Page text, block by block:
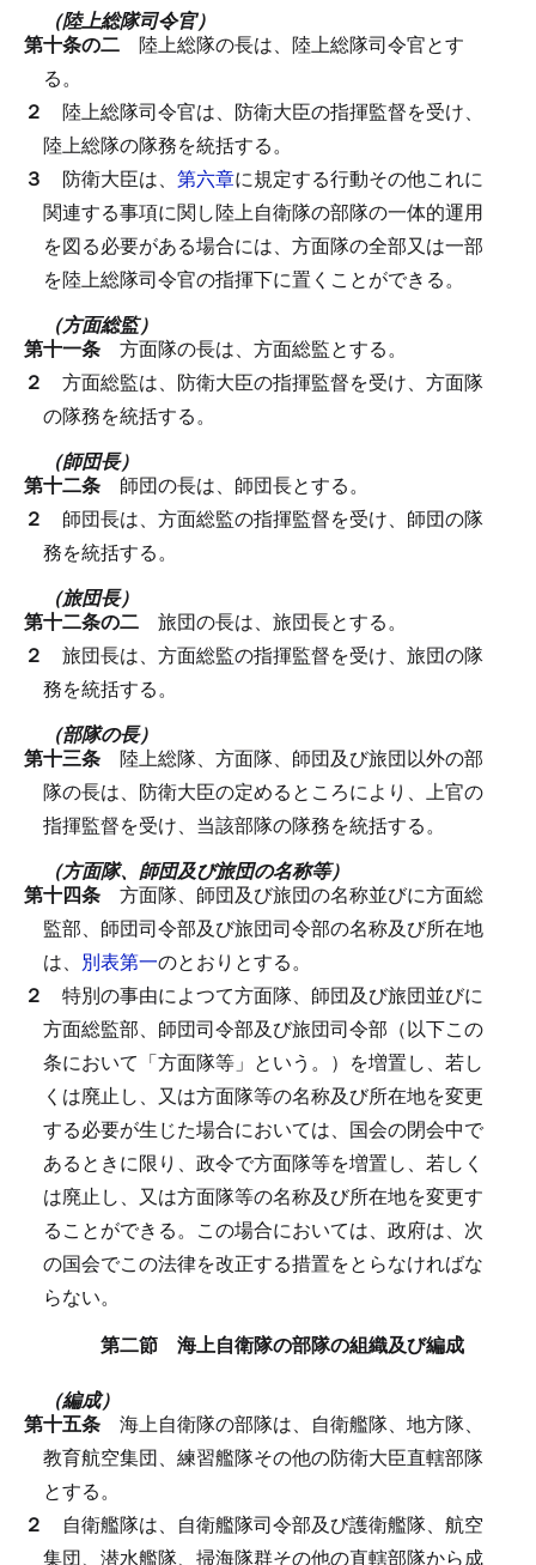
（陸上総隊司令官）
第十条の二 陸上総隊の長は、陸上総隊司令官とす
る。
２ 陸上総隊司令官は、防衛大臣の指揮監督を受け、
陸上総隊の隊務を統括する。
３ 防衛大臣は、 第六章に規定する行動その他これに
関連する事項に関し陸上自衛隊の部隊の一体的運用
を図る必要がある場合には、方面隊の全部又は一部
を陸上総隊司令官の指揮下に置くことができる。
（方面総監）
第十一条 方面隊の長は、方面総監とする。
２ 方面総監は、防衛大臣の指揮監督を受け、方面隊
の隊務を統括する。
（師団長）
第十二条 師団の長は、師団長とする。
２ 師団長は、方面総監の指揮監督を受け、師団の隊
務を統括する。
（旅団長）
第十二条の二 旅団の長は、旅団長とする。
２ 旅団長は、方面総監の指揮監督を受け、旅団の隊
務を統括する。
（部隊の長）
第十三条 陸上総隊、方面隊、師団及び旅団以外の部
隊の長は、防衛大臣の定めるところにより、上官の
指揮監督を受け、当該部隊の隊務を統括する。
（方面隊、師団及び旅団の名称等）
第十四条 方面隊、師団及び旅団の名称並びに方面総
監部、師団司令部及び旅団司令部の名称及び所在地
は、 別表第一のとおりとする。
２ 特別の事由によつて方面隊、師団及び旅団並びに
方面総監部、師団司令部及び旅団司令部（以下この
条において「方面隊等」という。）を増置し、若し
くは廃止し、又は方面隊等の名称及び所在地を変更
する必要が生じた場合においては、国会の閉会中で
あるときに限り、政令で方面隊等を増置し、若しく
は廃止し、又は方面隊等の名称及び所在地を変更す
ることができる。 この場合においては、政府は、次
の国会でこの法律を改正する措置をとらなければな
らない。
第二節 海上自衛隊の部隊の組織及び編成
（編成）
第十五条 海上自衛隊の部隊は、自衛艦隊、地方隊、
教育航空集団、練習艦隊その他の防衛大臣直轄部隊
とする。
２ 自衛艦隊は、自衛艦隊司令部及び護衛艦隊、航空
集団、潜水艦隊、掃海隊群その他の直轄部隊から成